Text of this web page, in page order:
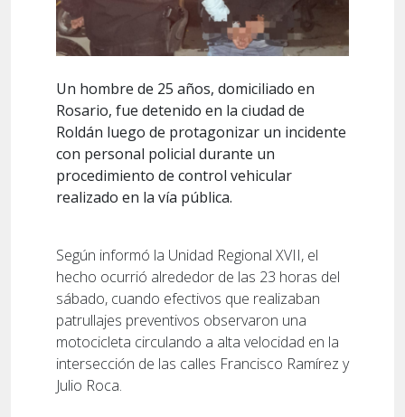
Un hombre de 25 años, domiciliado en
Rosario, fue detenido en la ciudad de
Roldán luego de protagonizar un incidente
con personal policial durante un
procedimiento de control vehicular
realizado en la vía pública.
Según informó la Unidad Regional XVII, el
hecho ocurrió alrededor de las 23 horas del
sábado, cuando efectivos que realizaban
patrullajes preventivos observaron una
motocicleta circulando a alta velocidad en la
intersección de las calles Francisco Ramírez y
Julio Roca.